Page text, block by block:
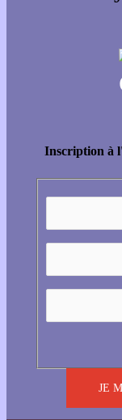
Inscription à
JE